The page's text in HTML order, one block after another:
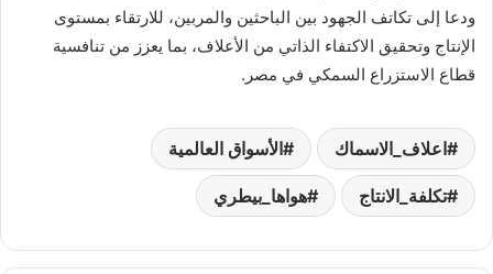
ودعا إلى تكاتف الجهود بين الباحثين والمربين، للارتقاء بمستوى
الإنتاج وتحقيق الاكتفاء الذاتي من الأعلاف، بما يعزز من تنافسية
قطاع الاستزراع السمكي في مصر.
اعلاف_الاسماك الأسواق العالمية
تكلفة_الانتاج هواها_بيطري